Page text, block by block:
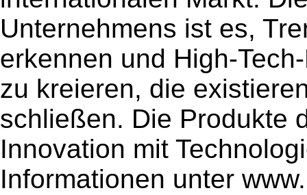
Unternehmens ist es,
erkennen und High-
zu kreieren, die
schließen. Die Produkte
Innovation mit
Informationen unter